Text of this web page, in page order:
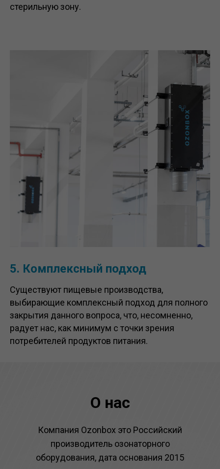
стерильную зону.
5. Комплексный подход
Существуют пищевые производства,
выбирающие комплексный подход для полного
закрытия данного вопроса, что, несомненно,
радует нас, как минимум с точки зрения
потребителей продуктов питания.
О нас
Компания Ozonbox это Российский
производитель озонаторного
оборудования, дата основания 2015